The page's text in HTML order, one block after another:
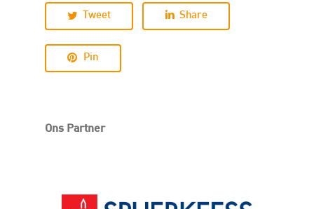
Tweet Share
Pin
Ons Partner